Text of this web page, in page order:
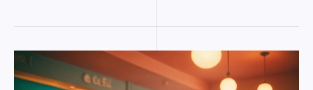
빠
추
천!